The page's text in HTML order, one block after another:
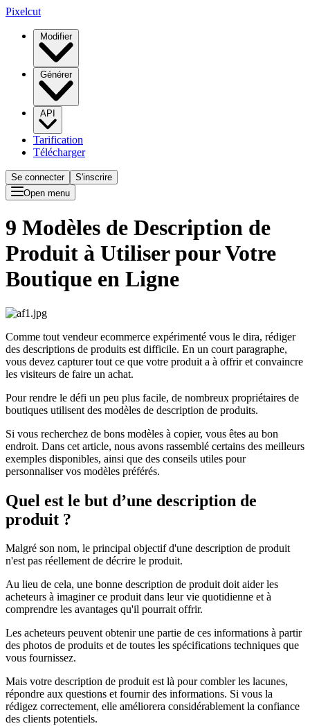
Pixelcut
Modifier
Générer
API
Tarification
Télécharger
Se connecter
S'inscrire
Open menu
9 Modèles de Description de
Produit à Utiliser pour Votre
Boutique en Ligne
Comme tout vendeur ecommerce expérimenté vous le dira, rédiger
des descriptions de produits est difficile. En un court paragraphe,
vous devez capturer tout ce que votre produit a à offrir et convaincre
les visiteurs de faire un achat.
Pour rendre le défi un peu plus facile, de nombreux propriétaires de
boutiques utilisent des modèles de description de produits.
Si vous recherchez de bons modèles à copier, vous êtes au bon
endroit. Dans cet article, nous avons rassemblé certains des meilleurs
exemples disponibles, ainsi que des conseils utiles pour
personnaliser vos modèles préférés.
Quel est le but d’une description de
produit ?
Malgré son nom, le principal objectif d'une description de produit
n'est pas réellement de décrire le produit.
Au lieu de cela, une bonne description de produit doit aider les
acheteurs à imaginer ce produit dans leur vie quotidienne et à
comprendre les avantages qu'il pourrait offrir.
Les acheteurs peuvent obtenir une partie de ces informations à partir
des photos de produits et de toutes les spécifications techniques que
vous fournissez.
Mais votre description de produit est là pour combler les lacunes,
répondre aux questions et fournir des informations. Si vous la
rédigez correctement, elle améliorera considérablement la confiance
des clients potentiels.